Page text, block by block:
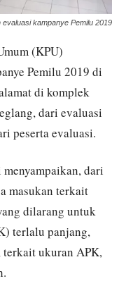
kampanye Pemilu 2019
(KPU)
Pemilu 2019 di
di komplek
dari evaluasi
peserta evaluasi.
dari
masukan terkait
dilarang untuk
terlalu panjang,
ukuran APK,